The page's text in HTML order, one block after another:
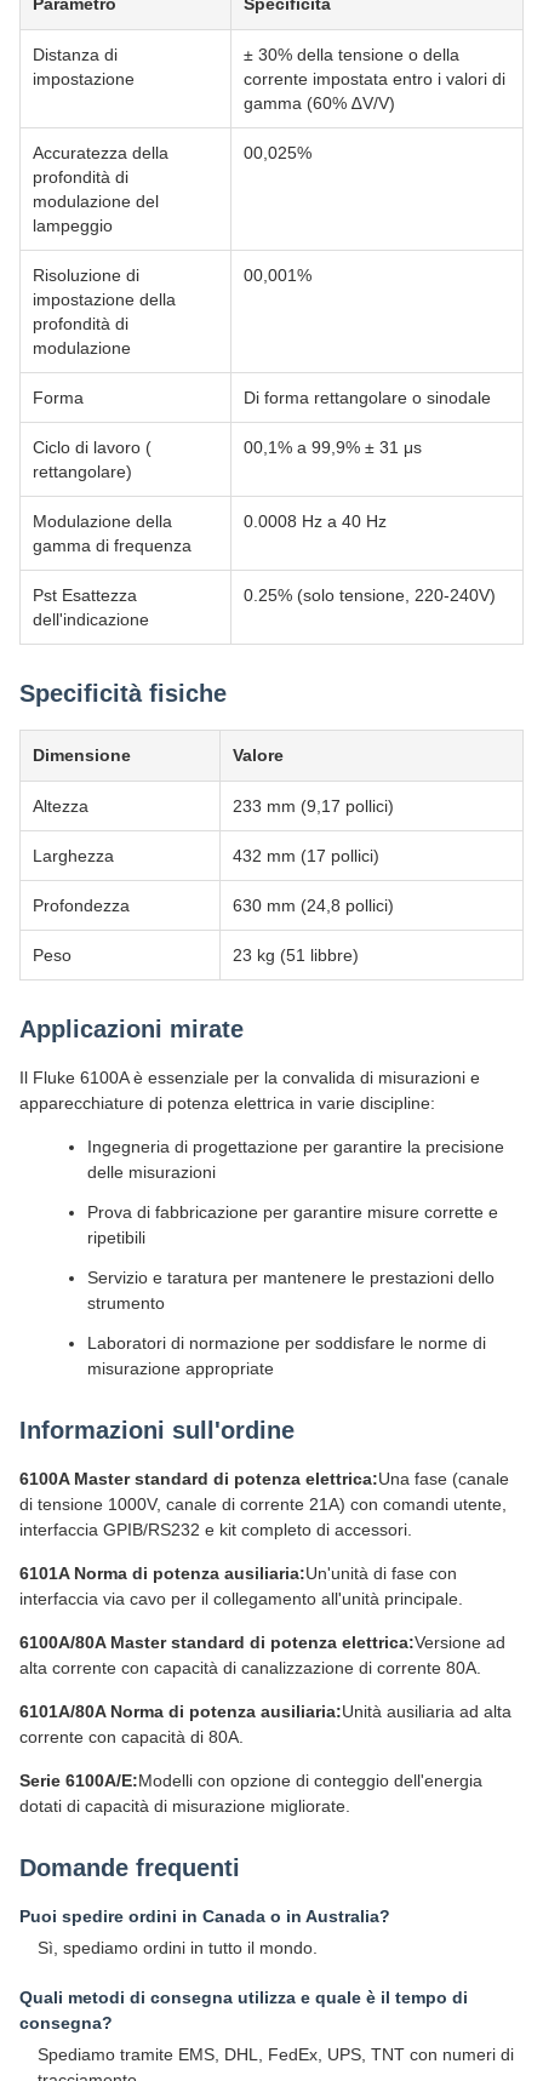
Distanza di
impostazione
± 30% della tensione o della
corrente impostata entro i valori di
gamma (60% ∆V/V)
Accuratezza della
profondità di
modulazione del
lampeggio
00,025%
Risoluzione di
impostazione della
profondità di
modulazione
00,001%
Forma Di forma rettangolare o sinodale
Ciclo di lavoro (
rettangolare)
00,1% a 99,9% ± 31 μs
Modulazione della
gamma di frequenza
0.0008 Hz a 40 Hz
Pst Esattezza
dell'indicazione
0.25% (solo tensione, 220-240V)
Specificità fisiche
Dimensione Valore
Altezza 233 mm (9,17 pollici)
Larghezza 432 mm (17 pollici)
Profondezza 630 mm (24,8 pollici)
Peso 23 kg (51 libbre)
Applicazioni mirate
Il Fluke 6100A è essenziale per la convalida di misurazioni e
apparecchiature di potenza elettrica in varie discipline:
Ingegneria di progettazione per garantire la precisione
delle misurazioni
Prova di fabbricazione per garantire misure corrette e
ripetibili
Servizio e taratura per mantenere le prestazioni dello
strumento
Laboratori di normazione per soddisfare le norme di
misurazione appropriate
Informazioni sull'ordine
6100A Master standard di potenza elettrica:Una fase (canale
di tensione 1000V, canale di corrente 21A) con comandi utente,
interfaccia GPIB/RS232 e kit completo di accessori.
6101A Norma di potenza ausiliaria:Un'unità di fase con
interfaccia via cavo per il collegamento all'unità principale.
6100A/80A Master standard di potenza elettrica:Versione ad
alta corrente con capacità di canalizzazione di corrente 80A.
6101A/80A Norma di potenza ausiliaria:Unità ausiliaria ad alta
corrente con capacità di 80A.
Serie 6100A/E:Modelli con opzione di conteggio dell'energia
dotati di capacità di misurazione migliorate.
Domande frequenti
Puoi spedire ordini in Canada o in Australia?
Sì, spediamo ordini in tutto il mondo.
Quali metodi di consegna utilizza e quale è il tempo di
consegna?
Spediamo tramite EMS, DHL, FedEx, UPS, TNT con numeri di